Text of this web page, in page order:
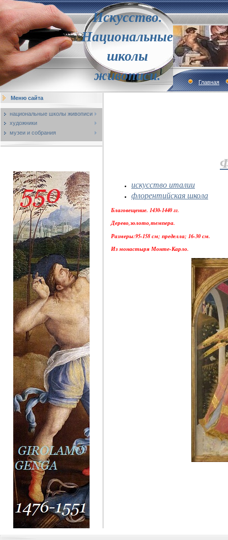
Искусство.
Национальные
школы
живописи.
Главная
Меню сайта
национальные школы живописи
художники
музеи и собрания
искусство италии
флорентийская школа
Благовещение. 1430-1440 гг.
Дерево,золото,темпера.
Размеры:95-158 см; пределла; 16-30 см.
Из монастыря Монте-Карло.